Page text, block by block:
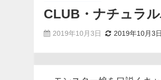
CLUB・ナチュラル
2019年10月3日 2019年10月3日